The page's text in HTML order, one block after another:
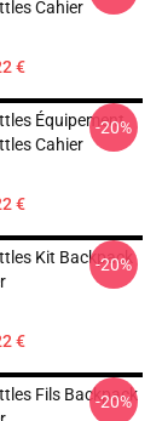
Cahier
€
Équipement
Cahier
€
-20%
Kit Backpack
€
-20%
Fils Backpack
-20%